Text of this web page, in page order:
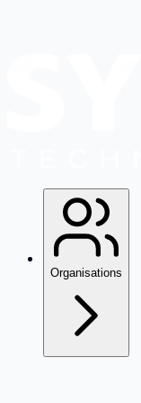
Organisations